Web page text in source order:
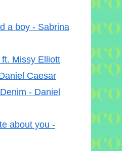
a boy - Sabrina
Missy Elliott
Caesar
- Daniel
about you -